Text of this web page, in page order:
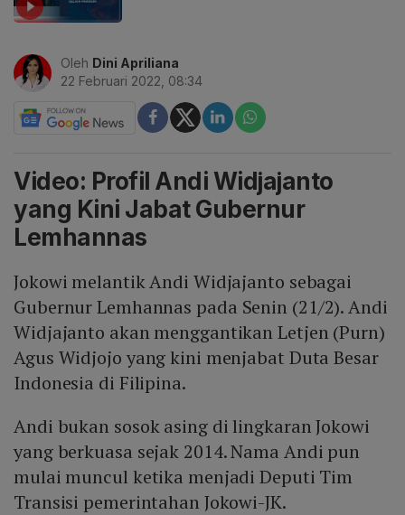
Oleh Dini Apriliana
22 Februari 2022, 08:34
Video: Profil Andi Widjajanto
yang Kini Jabat Gubernur
Lemhannas
Jokowi melantik Andi Widjajanto sebagai
Gubernur Lemhannas pada Senin (21/2). Andi
Widjajanto akan menggantikan Letjen (Purn)
Agus Widjojo yang kini menjabat Duta Besar
Indonesia di Filipina.
Andi bukan sosok asing di lingkaran Jokowi
yang berkuasa sejak 2014. Nama Andi pun
mulai muncul ketika menjadi Deputi Tim
Transisi pemerintahan Jokowi-JK.